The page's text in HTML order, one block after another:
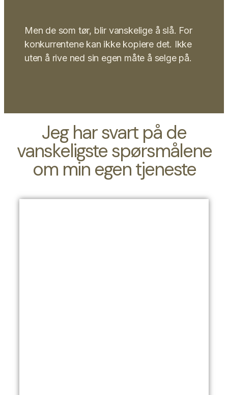
Men de som tør, blir vanskelige å slå. For
konkurrentene kan ikke kopiere det. Ikke
uten å rive ned sin egen måte å selge på.
Jeg har svart på de
vanskeligste spørsmålene
om min egen tjeneste